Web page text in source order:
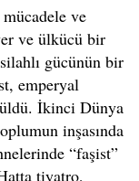
ve
ve ülkücü bir
gücünün bir
emperyal
İkinci Dünya
inşasında
“faşist”
tiyatro,